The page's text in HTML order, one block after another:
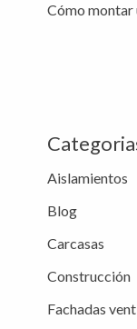
Cómo montar
Aislamientos
Blog
Carcasas
Construcción
Fachadas